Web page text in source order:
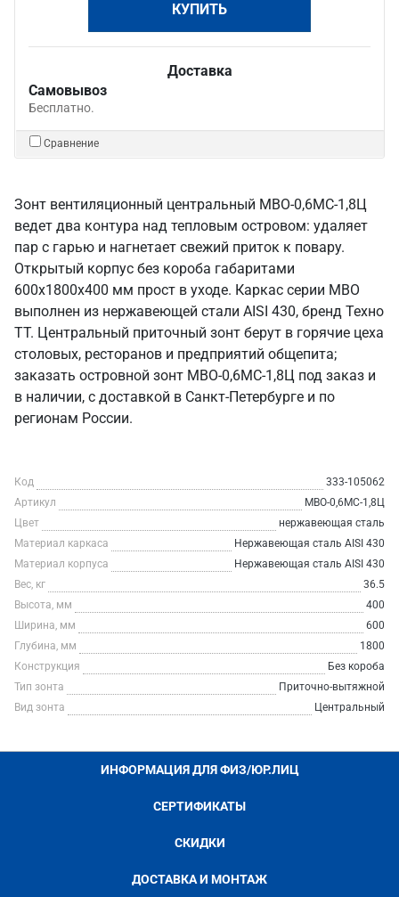
КУПИТЬ
Доставка
Самовывоз
Бесплатно.
Сравнение
Зонт вентиляционный центральный МВО-0,6МС-1,8Ц
ведет два контура над тепловым островом: удаляет
пар с гарью и нагнетает свежий приток к повару.
Открытый корпус без короба габаритами
600х1800х400 мм прост в уходе. Каркас серии МВО
выполнен из нержавеющей стали AISI 430, бренд Техно
ТТ. Центральный приточный зонт берут в горячие цеха
столовых, ресторанов и предприятий общепита;
заказать островной зонт МВО-0,6МС-1,8Ц под заказ и
в наличии, с доставкой в Санкт‑Петербурге и по
регионам России.
Код
333-105062
Артикул
МВО-0,6МС-1,8Ц
Цвет
нержавеющая сталь
Материал каркаса
Нержавеющая сталь AISI 430
Материал корпуса
Нержавеющая сталь AISI 430
Вес, кг
36.5
Высота, мм
400
Ширина, мм
600
Глубина, мм
1800
Конструкция
Без короба
Тип зонта
Приточно-вытяжной
Вид зонта
Центральный
ИНФОРМАЦИЯ ДЛЯ ФИЗ/ЮР.ЛИЦ
СЕРТИФИКАТЫ
СКИДКИ
ДОСТАВКА И МОНТАЖ